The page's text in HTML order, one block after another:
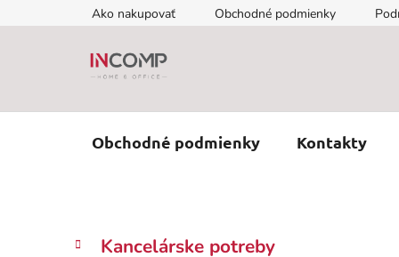
na
Ako nakupovať Obchodné podmienky
Obchodné podmienky Kontakty
BPreskočiť
K
Kancelárske potreby